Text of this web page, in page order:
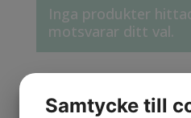
Inga produkter
motsvarar ditt val.
Samtycke till